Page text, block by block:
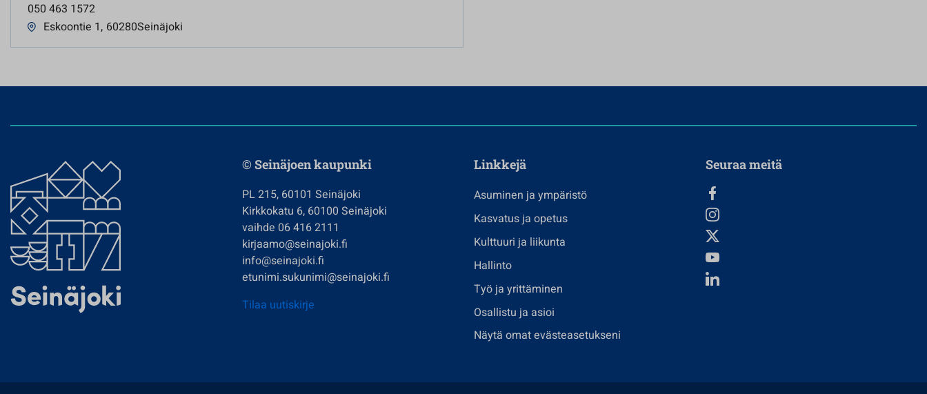
050 463 1572
Eskoontie 1, 60280Seinäjoki
© Seinäjoen kaupunki
PL 215, 60101 Seinäjoki
Kirkkokatu 6, 60100 Seinäjoki
vaihde 06 416 2111
kirjaamo@seinajoki.fi
info@seinajoki.fi
etunimi.sukunimi@seinajoki.fi
Tilaa uutiskirje
Linkkejä
Asuminen ja ympäristö
Kasvatus ja opetus
Kulttuuri ja liikunta
Hallinto
Työ ja yrittäminen
Osallistu ja asioi
Näytä omat evästeasetukseni
Seuraa meitä